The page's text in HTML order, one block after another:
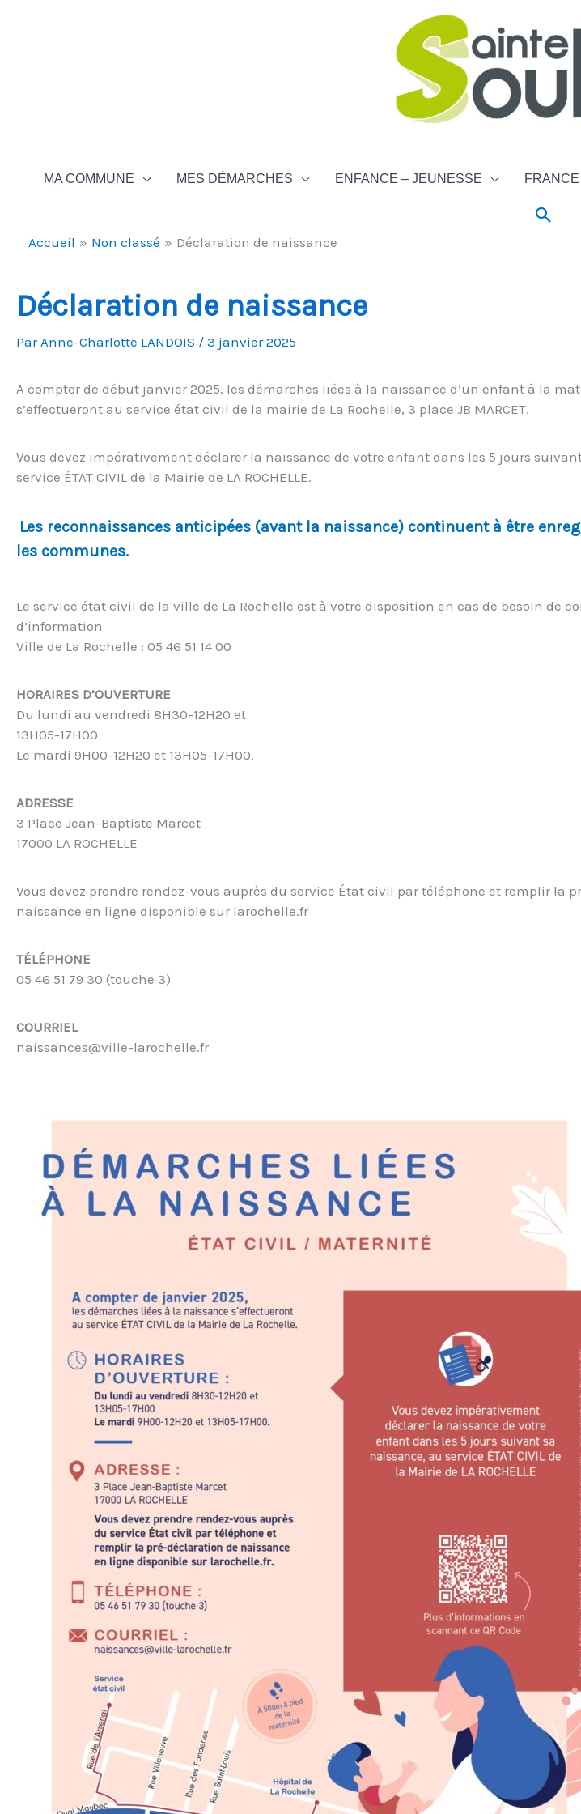
MA COMMUNE MES DÉMARCHES ENFANCE – JEUNESSE
Accueil Non classé Déclaration de naissance
Déclaration de naissance
ParAnne-Charlotte LANDOIS / 3 janvier 2025
A compter de début janvier 2025, les démarches liées à la naissance d’un enfant à la
s’effectueront au service état civil de la mairie de La Rochelle, 3 place JB MARCET.
Vous devez impérativement déclarer la naissance de votre enfant dans les 5 jours
service ÉTAT CIVIL de la Mairie de LA ROCHELLE.
Les reconnaissances anticipées (avant la naissance) continuent à être
les communes.
Le service état civil de la ville de La Rochelle est à votre disposition en cas de besoin de
d’information
Ville de La Rochelle : 05 46 51 14 00
HORAIRES D’OUVERTURE
Du lundi au vendredi 8H30-12H20 et
13H05-17H00
Le mardi 9H00-12H20 et 13H05-17H00.
ADRESSE
3 Place Jean-Baptiste Marcet
17000 LA ROCHELLE
Vous devez prendre rendez-vous auprès du service État civil par téléphone et remplir la
naissance en ligne disponible sur larochelle.fr
TÉLÉPHONE
05 46 51 79 30 (touche 3)
COURRIEL
naissances@ville-larochelle.fr